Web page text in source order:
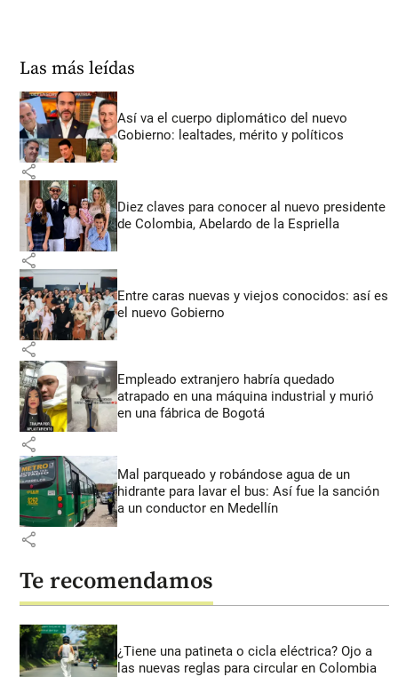
Las más leídas
Así va el cuerpo diplomático del nuevo
Gobierno: lealtades, mérito y políticos
share
Diez claves para conocer al nuevo presidente
de Colombia, Abelardo de la Espriella
share
Entre caras nuevas y viejos conocidos: así es
el nuevo Gobierno
share
Empleado extranjero habría quedado
atrapado en una máquina industrial y murió
en una fábrica de Bogotá
share
Mal parqueado y robándose agua de un
hidrante para lavar el bus: Así fue la sanción
a un conductor en Medellín
share
Te recomendamos
¿Tiene una patineta o cicla eléctrica? Ojo a
las nuevas reglas para circular en Colombia